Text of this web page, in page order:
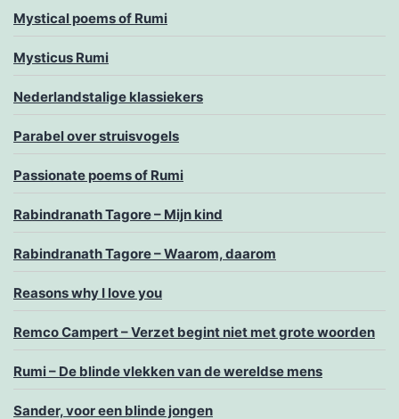
Mystical poems of Rumi
Mysticus Rumi
Nederlandstalige klassiekers
Parabel over struisvogels
Passionate poems of Rumi
Rabindranath Tagore – Mijn kind
Rabindranath Tagore – Waarom, daarom
Reasons why I love you
Remco Campert – Verzet begint niet met grote woorden
Rumi – De blinde vlekken van de wereldse mens
Sander, voor een blinde jongen